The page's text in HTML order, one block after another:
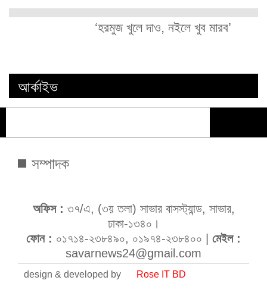
‘হরমুজ খুলে দাও, নইলে খুব মারব’
আর্কাইভ
সম্পাদক
অফিস : ৩৭/এ, (৩য় তলা) সাভার বাসস্ট্যান্ড, সাভার,
ঢাকা-১৩৪০।
ফোন : ০১৭১৪-২৩৮৪৯০, ০১৯৭৪-২৩৮৪০০ | মেইল :
savarnews24@gmail.com
design & developed by Rose IT BD